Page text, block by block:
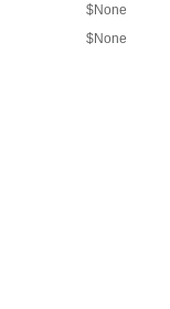
$None
$None